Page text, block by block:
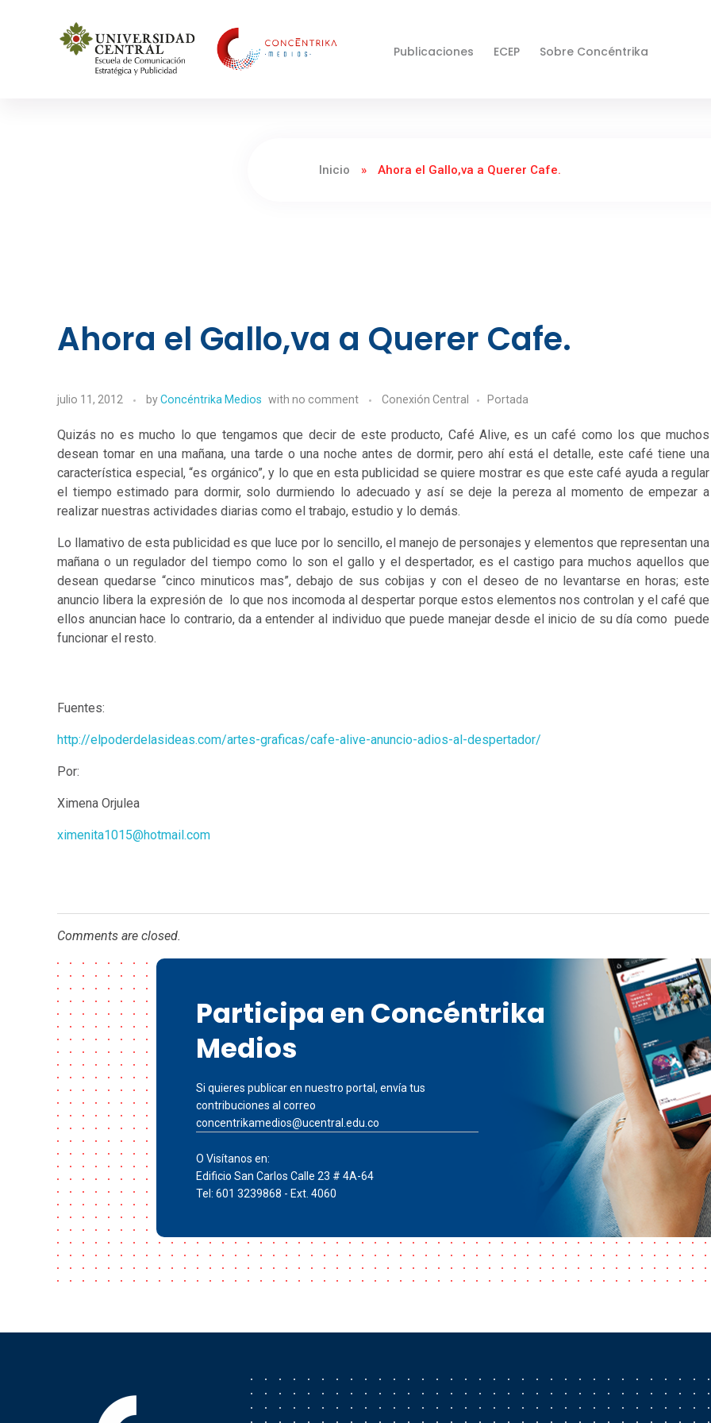
Publicaciones ECEP Sobre Concéntrika
Inicio » Ahora el Gallo,va a Querer Cafe.
Ahora el Gallo,va a Querer Cafe.
julio 11, 2012 byConcéntrika Medios with no comment Conexión Central Portada
Quizás no es mucho lo que tengamos que decir de este producto, Café Alive, es un café como los que muchos
desean tomar en una mañana, una tarde o una noche antes de dormir, pero ahí está el detalle, este café tiene una
característica especial, “es orgánico”, y lo que en esta publicidad se quiere mostrar es que este café ayuda a regular
el tiempo estimado para dormir, solo durmiendo lo adecuado y así se deje la pereza al momento de empezar a
realizar nuestras actividades diarias como el trabajo, estudio y lo demás.
Lo llamativo de esta publicidad es que luce por lo sencillo, el manejo de personajes y elementos que representan una
mañana o un regulador del tiempo como lo son el gallo y el despertador, es el castigo para muchos aquellos que
desean quedarse “cinco minuticos mas”, debajo de sus cobijas y con el deseo de no levantarse en horas; este
anuncio libera la expresión de lo que nos incomoda al despertar porque estos elementos nos controlan y el café que
ellos anuncian hace lo contrario, da a entender al individuo que puede manejar desde el inicio de su día como puede
funcionar el resto.
Fuentes:
http://elpoderdelasideas.com/artes-graficas/cafe-alive-anuncio-adios-al-despertador/
Por:
Ximena Orjulea
ximenita1015@hotmail.com
Comments are closed.
Participa en Concéntrika
Medios
Si quieres publicar en nuestro portal, envía tus
contribuciones al correo
concentrikamedios@ucentral.edu.co
O Visítanos en:
Edificio San Carlos Calle 23 # 4A-64
Tel: 601 3239868 - Ext. 4060